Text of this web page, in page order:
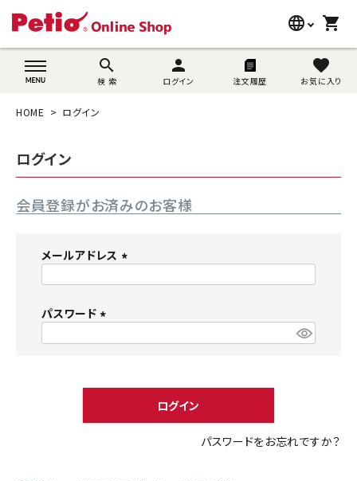
language
wovn-lang-name
shopping_cart
search
検 索
person
ログイン 注文履歴
favorite
お気に入り
search
うさぎ用品
ブランド別に探す
目的別に探す
SNS
ようこそ ゲスト 様
person 新規会員登録
HOME ログイン
ログイン
会員登録がお済みのお客様
メールアドレス
パスワード
)
ログイン
パスワードをお忘れですか？